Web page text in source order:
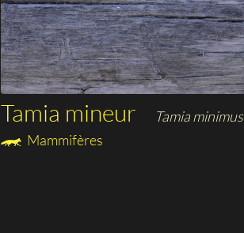
Tamia mineur
Tamia minimus
Mammifères